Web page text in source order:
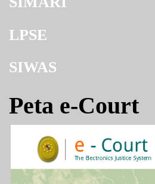
LPSE
SIWAS
Peta e-Court